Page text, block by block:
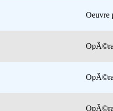
Oeuvre